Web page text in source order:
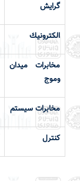
گرايش
الكترونيك
مخابرات ميدان
وموج
مخابرات سيستم
كنترل